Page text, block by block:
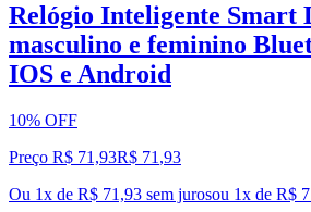
Relógio Inteligente Smart
masculino e feminino
IOS e Android
10% OFF
Preço R$ 71,93R$ 71 ,93
Ou 1x de R$ 71,93 sem jurosou 1x de R$